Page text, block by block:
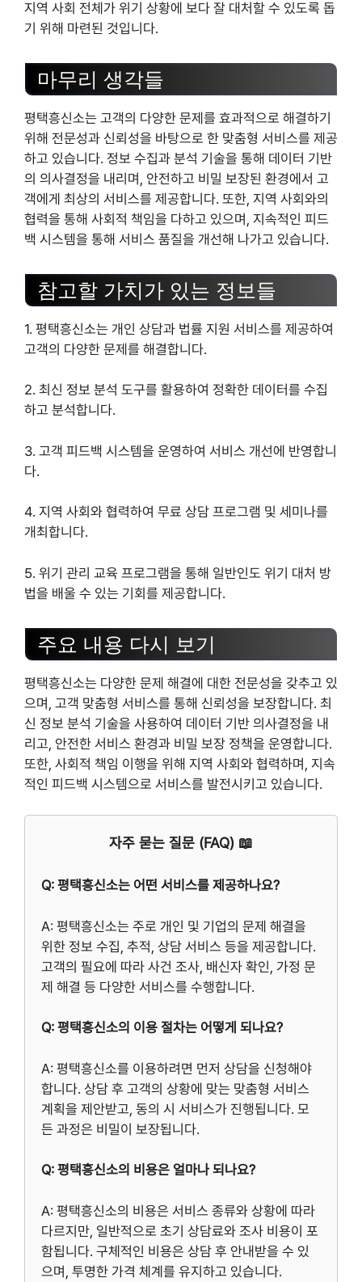
지역 사회 전체가 위기 상황에 보다 잘 대처할 수 있도록 돕
기 위해 마련된 것입니다.
마무리 생각들
평택흥신소는 고객의 다양한 문제를 효과적으로 해결하기
위해 전문성과 신뢰성을 바탕으로 한 맞춤형 서비스를 제공
하고 있습니다. 정보 수집과 분석 기술을 통해 데이터 기반
의 의사결정을 내리며, 안전하고 비밀 보장된 환경에서 고
객에게 최상의 서비스를 제공합니다. 또한, 지역 사회와의
협력을 통해 사회적 책임을 다하고 있으며, 지속적인 피드
백 시스템을 통해 서비스 품질을 개선해 나가고 있습니다.
참고할 가치가 있는 정보들
1. 평택흥신소는 개인 상담과 법률 지원 서비스를 제공하여
고객의 다양한 문제를 해결합니다.
2. 최신 정보 분석 도구를 활용하여 정확한 데이터를 수집
하고 분석합니다.
3. 고객 피드백 시스템을 운영하여 서비스 개선에 반영합니
다.
4. 지역 사회와 협력하여 무료 상담 프로그램 및 세미나를
개최합니다.
5. 위기 관리 교육 프로그램을 통해 일반인도 위기 대처 방
법을 배울 수 있는 기회를 제공합니다.
주요 내용 다시 보기
평택흥신소는 다양한 문제 해결에 대한 전문성을 갖추고 있
으며, 고객 맞춤형 서비스를 통해 신뢰성을 보장합니다. 최
신 정보 분석 기술을 사용하여 데이터 기반 의사결정을 내
리고, 안전한 서비스 환경과 비밀 보장 정책을 운영합니다.
또한, 사회적 책임 이행을 위해 지역 사회와 협력하며, 지속
적인 피드백 시스템으로 서비스를 발전시키고 있습니다.
자주 묻는 질문 (FAQ) 📖
Q: 평택흥신소는 어떤 서비스를 제공하나요?
A: 평택흥신소는 주로 개인 및 기업의 문제 해결을
위한 정보 수집, 추적, 상담 서비스 등을 제공합니다.
고객의 필요에 따라 사건 조사, 배신자 확인, 가정 문
제 해결 등 다양한 서비스를 수행합니다.
Q: 평택흥신소의 이용 절차는 어떻게 되나요?
A: 평택흥신소를 이용하려면 먼저 상담을 신청해야
합니다. 상담 후 고객의 상황에 맞는 맞춤형 서비스
계획을 제안받고, 동의 시 서비스가 진행됩니다. 모
든 과정은 비밀이 보장됩니다.
Q: 평택흥신소의 비용은 얼마나 되나요?
A: 평택흥신소의 비용은 서비스 종류와 상황에 따라
다르지만, 일반적으로 초기 상담료와 조사 비용이 포
함됩니다. 구체적인 비용은 상담 후 안내받을 수 있
으며, 투명한 가격 체계를 유지하고 있습니다.